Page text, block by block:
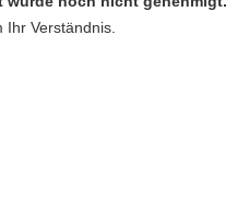
Ihr Verständnis.